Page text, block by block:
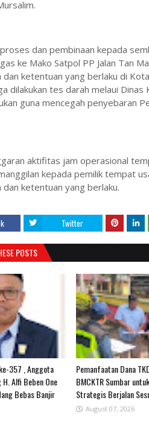
dan pembinaan kepada
ke Mako Satpol PP Jalan Tan
dan ketentuan yang berlaku di
dilakukan tes darah melaui
guna mencegah penyebaran
aktifitas jam operasional
kepada pemilik tempat
ketentuan yang berlaku.
Twitter
POSTS
357 , Anggota
H. Alfi Beben One
Bebas Banjir
Pemanfaatan Dana
BMCKTR Sumbar
Strategis Berjalan
August 07, 2026